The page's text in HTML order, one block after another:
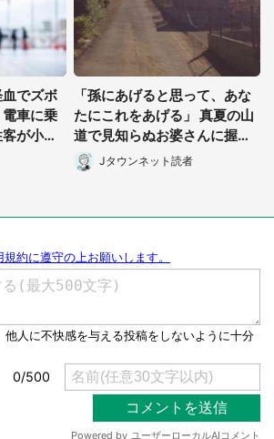
都道府選択
選択する
でズボ
車に乗
が小さ
女性)
「孫にあげると思って、あな
たにこれをあげる」 真夏の山
道で見知らぬお婆さんに握ら
されたもの(山口県・30代女
性)
Jタウンネット読者